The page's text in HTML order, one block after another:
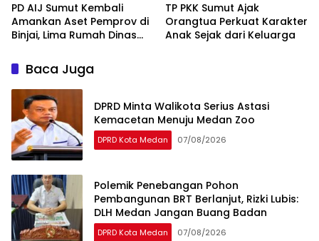
PD AIJ Sumut Kembali
Amankan Aset Pemprov di
Binjai, Lima Rumah Dinas
TP PKK Sumut Ajak
Orangtua Perkuat Karakter
Anak Sejak dari Keluarga
Baca Juga
DPRD Minta Walikota Serius Astasi
Kemacetan Menuju Medan Zoo
DPRD Kota Medan 07/08/2026
Polemik Penebangan Pohon
Pembangunan BRT Berlanjut, Rizki Lubis:
DLH Medan Jangan Buang Badan
DPRD Kota Medan 07/08/2026